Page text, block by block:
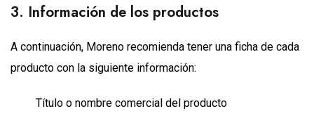
3. Información de los productos
A continuación, Moreno recomienda tener una ficha de cada
producto con la siguiente información:
Título o nombre comercial del producto